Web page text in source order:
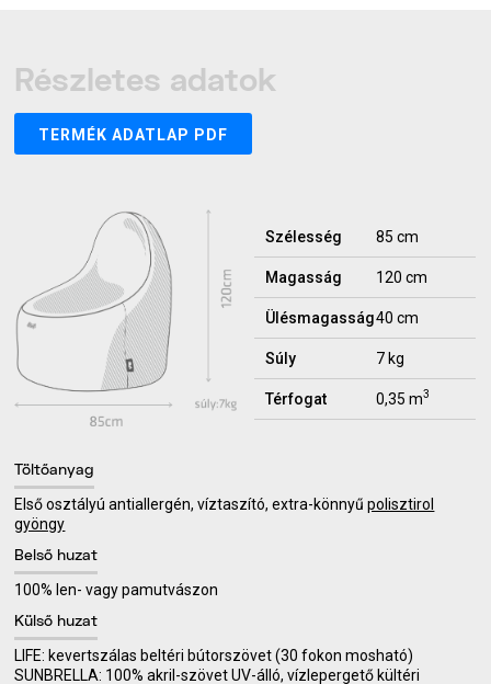
Részletes adatok
TERMÉK ADATLAP PDF
Szélesség 85 cm
Magasság 120 cm
Ülésmagasság40 cm
Súly 7 kg
Térfogat 0,35 m3
Töltőanyag
Első osztályú antiallergén, víztaszító, extra-könnyűpolisztirol
gyöngy
Belső huzat
100% len- vagy pamutvászon
Külső huzat
LIFE: kevertszálas beltéri bútorszövet (30 fokon mosható)
SUNBRELLA: 100% akril-szövet UV-álló, vízlepergető kültéri